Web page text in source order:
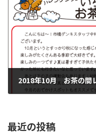
2018年10月 お茶の間
2018年10月1日
最近の投稿